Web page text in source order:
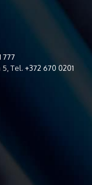
777
Tel. +372 670 0201